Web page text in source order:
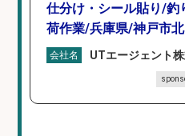
仕分け・シール貼り/釣
荷作業/兵庫県/神戸市
会社名 UTエージェント